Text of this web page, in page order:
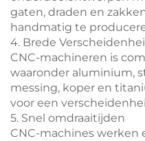
gaten, draden en
handmatig te
4. Brede
CNC-machineren is
waaronder aluminium,
messing, koper en
voor een
5. Snel omdraaitijden
CNC-machines